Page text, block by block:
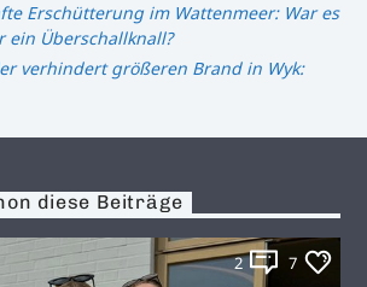
Erschütterung im Wattenmeer: War es
ein Überschallknall?
verhindert größeren Brand in Wyk:
diese Beiträge
2 7